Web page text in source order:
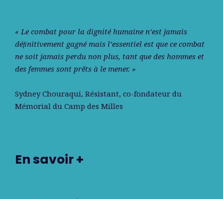
« Le combat pour la dignité humaine n’est jamais
déﬁnitivement gagné mais l’essentiel est que ce combat
ne soit jamais perdu non plus, tant que des hommes et
des femmes sont prêts à le mener. »
Sydney Chouraqui, Résistant, co-fondateur du
Mémorial du Camp des Milles
En savoir +